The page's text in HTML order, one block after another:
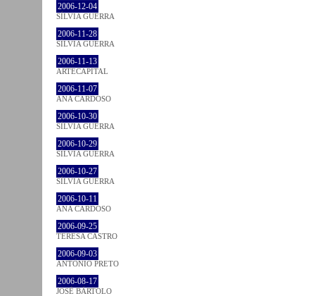
2006-12-04
SÍLVIA GUERRA
2006-11-28
SÍLVIA GUERRA
2006-11-13
ARTECAPITAL
2006-11-07
ANA CARDOSO
2006-10-30
SÍLVIA GUERRA
2006-10-29
SÍLVIA GUERRA
2006-10-27
SÍLVIA GUERRA
2006-10-11
ANA CARDOSO
2006-09-25
TERESA CASTRO
2006-09-03
ANTÓNIO PRETO
2006-08-17
JOSÉ BÁRTOLO